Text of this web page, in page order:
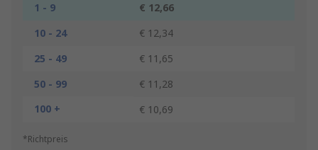
1 - 9
€ 12,66
10 - 24
€ 12,34
25 - 49
€ 11,65
50 - 99
€ 11,28
100 +
€ 10,69
*Richtpreis